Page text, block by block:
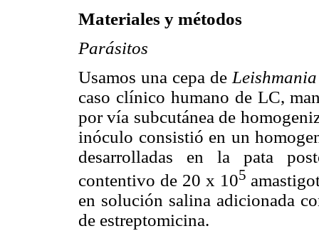
Materiales y métodos
Parásitos
Usamos una cepa de
caso clínico humano de LC,
por vía subcutánea de
inóculo consistió en un
desarrolladas en la pata
contentivo de 20 x 105
en solución salina adicionada
de estreptomicina.